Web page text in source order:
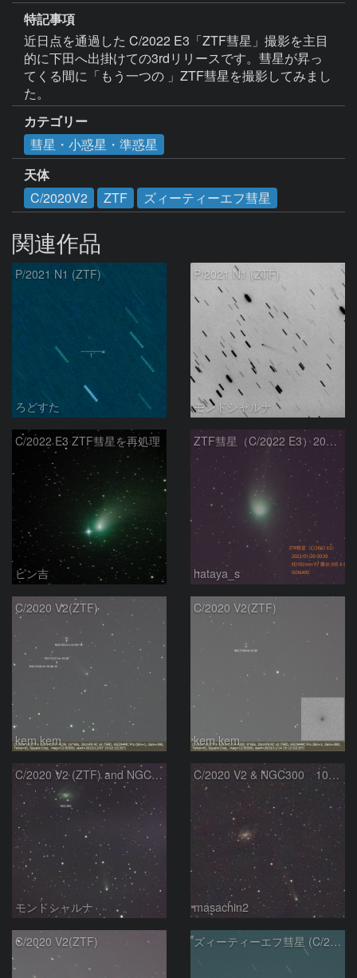
特記事項
近日点を通過した C/2022 E3「ZTF彗星」撮影を主目
的に下田へ出掛けての3rdリリースです。彗星が昇っ
てくる間に「もう一つの 」ZTF彗星を撮影してみまし
た。
カテゴリー
彗星・小惑星・準惑星
天体
C/2020V2
ZTF ズィーティーエフ彗星
関連作品
P/2021 N1 (ZTF)
ろどすた
P/2021 N1 (ZTF)
モンドシャルナ
C/2022 E3 ZTF彗星を再処理
ピン吉
ZTF彗星（C/2022 E3）2023/01/26
hataya_s
C/2020 V2(ZTF)
kem.kem
C/2020 V2(ZTF)
kem.kem
C/2020 V2 (ZTF) and NGC300
モンドシャルナ
C/2020 V2 & NGC300 10/15
masachin2
C/2020 V2(ZTF) ズィーティーエフ彗星 (C/2020V2)：202309/12